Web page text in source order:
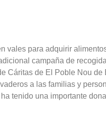
vales para adquirir
campaña de
Cáritas de El Poble Nou
a las familias y
tenido una importante